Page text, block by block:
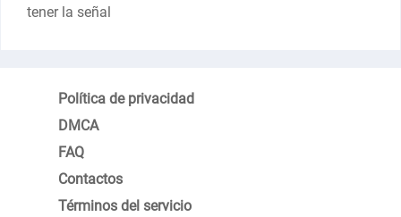
tener la señal
Política de privacidad
DMCA
FAQ
Contactos
Términos del servicio